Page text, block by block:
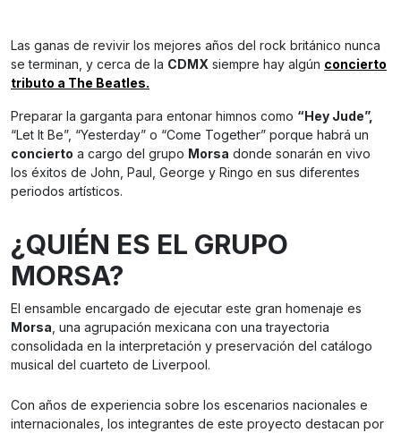
Las ganas de revivir los mejores años del rock británico nunca
se terminan, y cerca de la CDMX siempre hay algún concierto
tributo a The Beatles.
Preparar la garganta para entonar himnos como “Hey Jude”,
“Let It Be”, “Yesterday” o “Come Together” porque habrá un
concierto a cargo del grupo Morsa donde sonarán en vivo
los éxitos de John, Paul, George y Ringo en sus diferentes
periodos artísticos.
¿QUIÉN ES EL GRUPO
MORSA?
El ensamble encargado de ejecutar este gran homenaje es
Morsa, una agrupación mexicana con una trayectoria
consolidada en la interpretación y preservación del catálogo
musical del cuarteto de Liverpool.
Con años de experiencia sobre los escenarios nacionales e
internacionales, los integrantes de este proyecto destacan por